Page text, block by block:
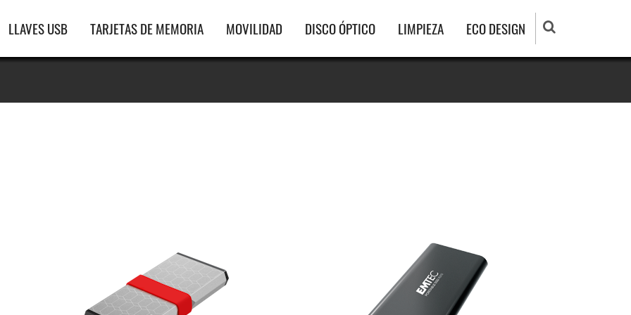
LLAVES USB TARJETAS DE MEMORIA MOVILIDAD DISCO ÓPTICO LIMPIEZA ECO DESIGN